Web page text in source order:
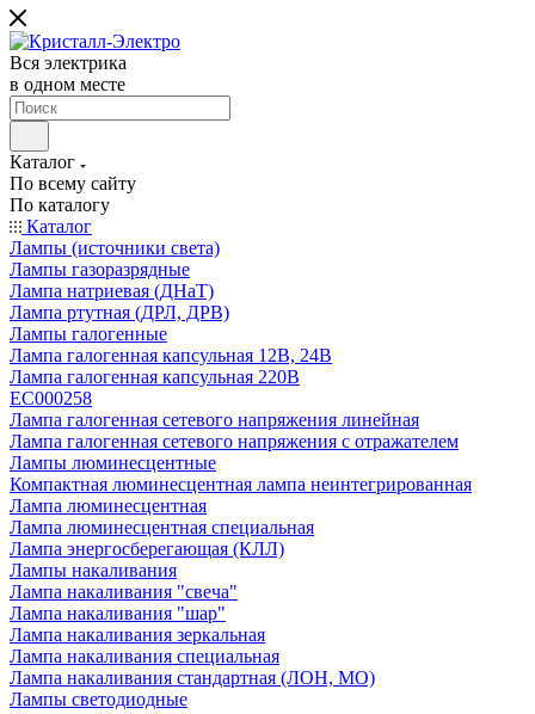
Вся электрика
в одном месте
Каталог
По всему сайту
По каталогу
Каталог
Лампы (источники света)
Лампы газоразрядные
Лампа натриевая (ДНаТ)
Лампа ртутная (ДРЛ, ДРВ)
Лампы галогенные
Лампа галогенная капсульная 12В, 24В
Лампа галогенная капсульная 220В
EC000258
Лампа галогенная сетевого напряжения линейная
Лампа галогенная сетевого напряжения с отражателем
Лампы люминесцентные
Компактная люминесцентная лампа неинтегрированная
Лампа люминесцентная
Лампа люминесцентная специальная
Лампа энергосберегающая (КЛЛ)
Лампы накаливания
Лампа накаливания "свеча"
Лампа накаливания "шар"
Лампа накаливания зеркальная
Лампа накаливания специальная
Лампа накаливания стандартная (ЛОН, МО)
Лампы светодиодные